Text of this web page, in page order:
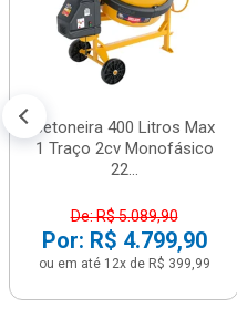
Betoneira 400 Litros Max
1 Traço 2cv Monofásico
22...
De: R$ 5.089,90
Por: R$ 4.799,90
ou em até 12x de R$ 399,99